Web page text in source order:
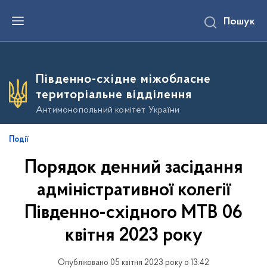
е
о
о
в
Пошук
Південно-східне міжобласне
територіальне відділення
Антимонопольний комітет України
Події
Порядок денний засідання
адміністративної колегії
Південно-східного МТВ 06
квітня 2023 року
Опубліковано 05 квітня 2023 року о 13:42